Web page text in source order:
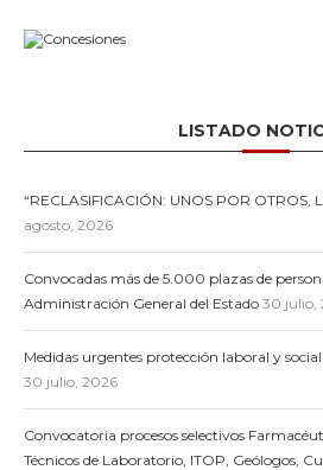
LISTADO
“RECLASIFICACIÓN: UNOS POR OTROS,
agosto, 2026
Convocadas más de 5.000 plazas de
Administración General del Estado 30 julio,
Medidas urgentes protección laboral y
30 julio, 2026
Convocatoria procesos selectivos
Técnicos de Laboratorio, ITOP, Geólogos,